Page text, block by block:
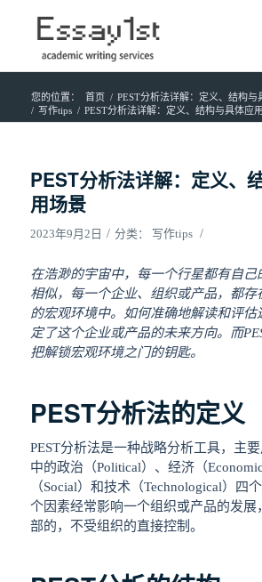
您的位置： 首页 / PEST分析法详解：定义、结构与
/ 写作tips / PEST分析法详解：定义、结构与具体应
PEST分析法详解：定义、
用场景
2023年9月2日 / 分类： 写作tips /
在浩渺的宇宙中，每一个行星都有自己
相似，每一个企业、组织或产品，都存
的宏观环境中。如何准确地解读和评估
定了这个企业或产品的未来方向。而
把解锁宏观环境之门的钥匙。
PEST分析法的定义
PEST分析法是一种战略分析工具，主
中的政治（Political）、经济（
（Social）和技术（Technological）四
个因素经常影响一个组织或产品的发展
部的，不受组织的直接控制。